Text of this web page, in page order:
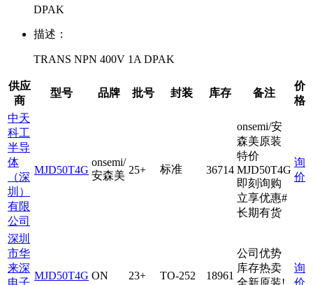
DPAK
描述：
TRANS NPN 400V 1A DPAK
供应
商
型号 品牌 批号 封装 库存 备注
价
格
中天
科工
半导
体
（深
圳）
有限
公司
MJD50T4G
onsemi/
安森美 25+ 标准 36714
onsemi/安
森美原装
特价
MJD50T4G
即刻询购
立享优惠#
长期有货
询
价
深圳
市华
来深
MJD50T4G ON 23+ TO-252 18961
公司优势
库存热卖
询